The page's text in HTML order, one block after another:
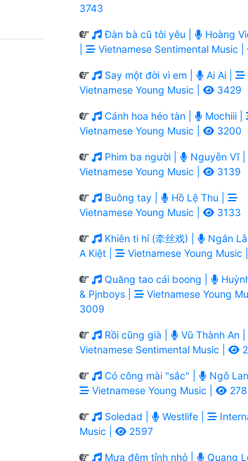
3743
Đàn bà cũ tôi yêu |
Hoàng
Vietnamese Sentimental Music |
Say một đời vì em |
Ai Ai |
Vietnamese Young Music |
3429
Cánh hoa héo tàn |
Mochiii |
Vietnamese Young Music |
3200
Phim ba người |
Nguyễn Vĩ |
Vietnamese Young Music |
3139
Buông tay |
Hồ Lệ Thu |
Vietnamese Young Music |
3133
Khiên ti hí (牵丝戏) |
Ngân
A Kiệt |
Vietnamese Young Music |
Quăng tao cái boong |
& Pjnboys |
Vietnamese Young
3009
Rồi cũng già |
Vũ Thành An |
Vietnamese Sentimental Music |
Có công mài "sắc" |
Ngô
Vietnamese Young Music |
Soledad | Westlife |
Music |
2597
Mưa đêm tỉnh nhỏ | Quang